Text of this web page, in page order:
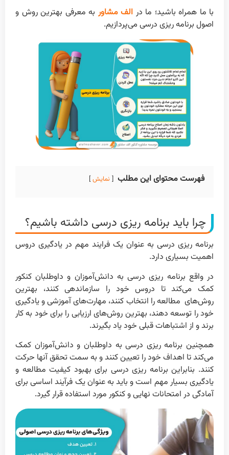
با ما همراه باشید؛ ما در الف مشاور به معرفی بهترین روش و
اصول برنامه ریزی درسی می‌پردازیم.
فهرست محتوای این مطلب نمایش
چرا باید برنامه ریزی درسی داشته باشیم؟
برنامه ریزی درسی به عنوان یک فرایند مهم در یادگیری دروس
اهمیت بسیاری دارد.
در واقع برنامه ریزی درسی به دانش‌آموزان و داوطلبان کنکور
کمک می‌کند تا دروس خود را سازماندهی کنند، بهترین
روش‌های مطالعه را انتخاب کنند، مهارت‌های آموزشی و یادگیری
خود را توسعه دهند، بهترین روش‌های ارزیابی را برای خود به کار
برند و از اشتباهات قبلی خود یاد بگیرند.
همچنین برنامه ریزی درسی به داوطلبان و دانش‌آموزان کمک
می‌کند تا اهداف خود را تعیین کنند و به سمت تحقق آنها حرکت
کنند. بنابراین برنامه ریزی درسی برای بهبود کیفیت مطالعه و
یادگیری بسیار مهم است و باید به عنوان یک فرآیند اساسی برای
آمادگی در امتحانات نهایی و کنکور مورد استفاده قرار گیرد.